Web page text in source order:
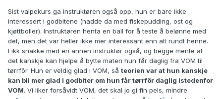
Sist valpekurs ga instruktøren også opp, hun er bare ikke
interessert i godbitene (hadde da med fiskepudding, ost og
kjøttboller). Instruktøren henta en ball for å teste å belønne med
det, men det var heller ikke mer interessant enn alt rundt henne.
Fikk snakke med en annen instruktør også, og begge mente at
det kanskje kan hjelpe å bytte maten hun får daglig fra VOM til
tørrfôr. Hun er veldig glad i VOM, så teorien var at hun kanskje
kan bli mer glad i godbiter om hun får tørrfôr daglig istedenfor
VOM. Vi liker forsåvidt VOM, det skal jo gi fin pels, mindre